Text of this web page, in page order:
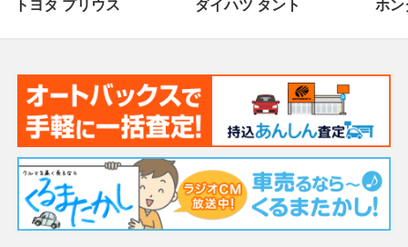
トヨタ プリウス ダイハツ タント ホン